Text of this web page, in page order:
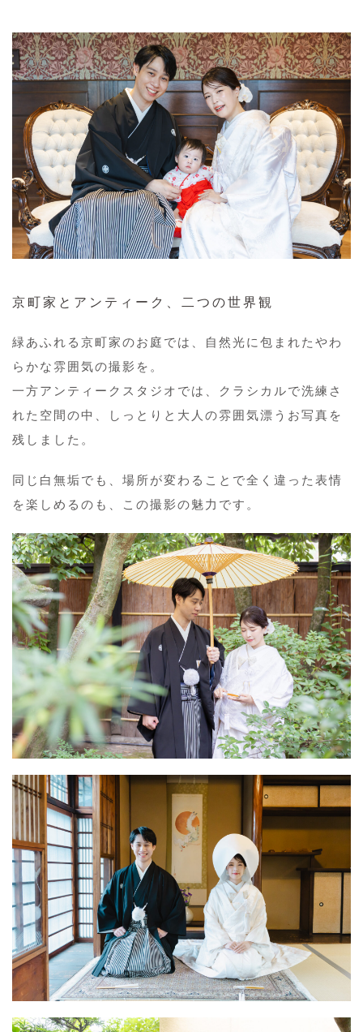
京町家とアンティーク、二つの世界観
緑あふれる京町家のお庭では、自然光に包まれたやわ
らかな雰囲気の撮影を。
一方アンティークスタジオでは、クラシカルで洗練さ
れた空間の中、しっとりと大人の雰囲気漂うお写真を
残しました。
同じ白無垢でも、場所が変わることで全く違った表情
を楽しめるのも、この撮影の魅力です。